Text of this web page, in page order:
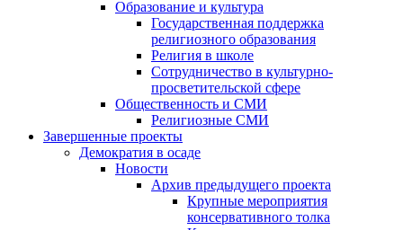
Образование и культура
Государственная поддержка
религиозного образования
Религия в школе
Сотрудничество в культурно-
просветительской сфере
Общественность и СМИ
Религиозные СМИ
Завершенные проекты
Демократия в осаде
Новости
Архив предыдущего проекта
Крупные мероприятия
консервативного толка